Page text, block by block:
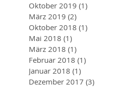
Oktober 2019 (1)
März 2019 (2)
Oktober 2018 (1)
Mai 2018 (1)
März 2018 (1)
Februar 2018 (1)
Januar 2018 (1)
Dezember 2017 (3)